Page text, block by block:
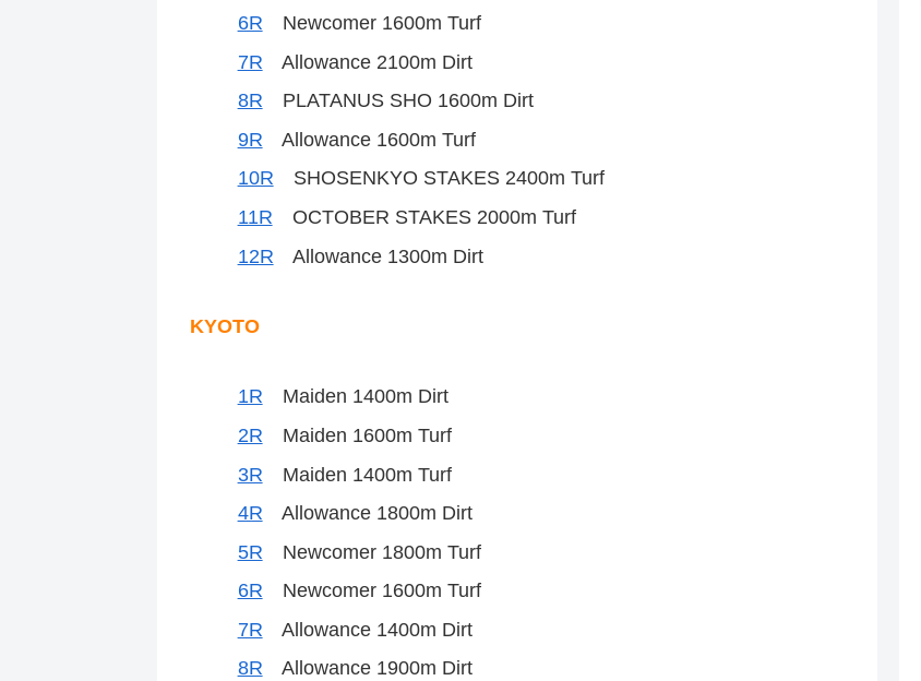
6R Newcomer 1600m Turf
7R Allowance 2100m Dirt
8R PLATANUS SHO 1600m Dirt
9R Allowance 1600m Turf
10R SHOSENKYO STAKES 2400m Turf
11R OCTOBER STAKES 2000m Turf
12R Allowance 1300m Dirt
KYOTO
1R Maiden 1400m Dirt
2R Maiden 1600m Turf
3R Maiden 1400m Turf
4R Allowance 1800m Dirt
5R Newcomer 1800m Turf
6R Newcomer 1600m Turf
7R Allowance 1400m Dirt
8R Allowance 1900m Dirt